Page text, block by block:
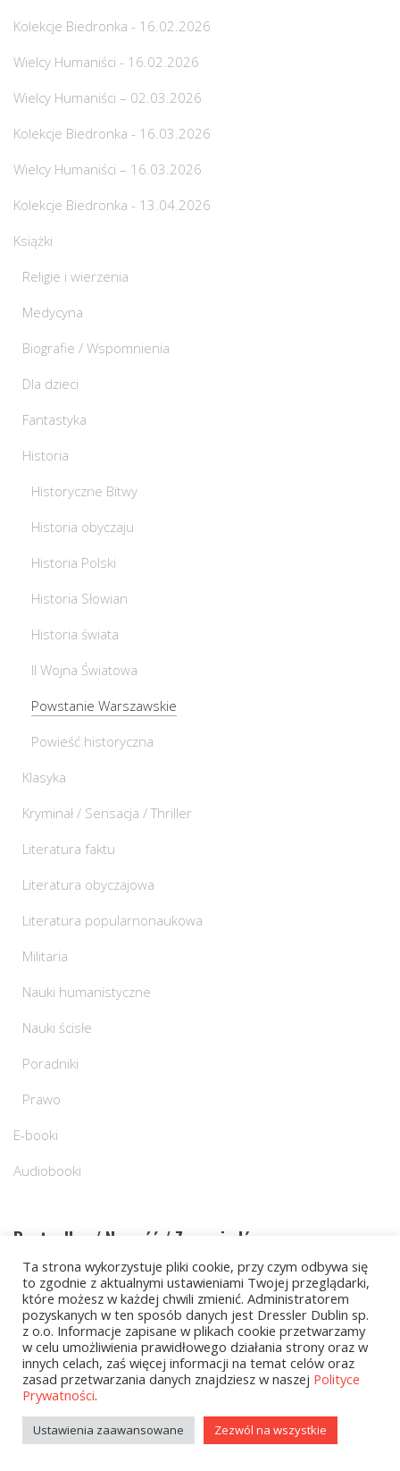
Kolekcje Biedronka - 16.02.2026
Wielcy Humaniści - 16.02.2026
Wielcy Humaniści – 02.03.2026
Kolekcje Biedronka - 16.03.2026
Wielcy Humaniści – 16.03.2026
Kolekcje Biedronka - 13.04.2026
Książki
Religie i wierzenia
Medycyna
Biografie / Wspomnienia
Dla dzieci
Fantastyka
Historia
Historyczne Bitwy
Historia obyczaju
Historia Polski
Historia Słowian
Historia świata
II Wojna Światowa
Powstanie Warszawskie
Powieść historyczna
Klasyka
Kryminał / Sensacja / Thriller
Literatura faktu
Literatura obyczajowa
Literatura popularnonaukowa
Militaria
Nauki humanistyczne
Nauki ścisłe
Poradniki
Prawo
E-booki
Audiobooki
Bestseller / Nowość / Zapowiedź
Nowość
Cena
Cena:20 zł
Ta strona wykorzystuje pliki cookie, przy czym odbywa się
to zgodnie z aktualnymi ustawieniami Twojej przeglądarki,
które możesz w każdej chwili zmienić. Administratorem
pozyskanych w ten sposób danych jest Dressler Dublin sp.
z o.o. Informacje zapisane w plikach cookie przetwarzamy
w celu umożliwienia prawidłowego działania strony oraz w
innych celach, zaś więcej informacji na temat celów oraz
zasad przetwarzania danych znajdziesz w naszej Polityce
Prywatności.
Ustawienia zaawansowane Zezwól na wszystkie